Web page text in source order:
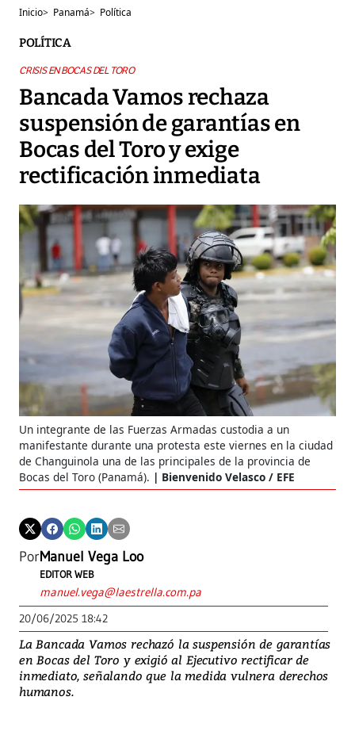
Inicio> Panamá> Política
POLÍTICA
CRISIS EN BOCAS DEL TORO
Bancada Vamos rechaza
suspensión de garantías en
Bocas del Toro y exige
rectificación inmediata
Un integrante de las Fuerzas Armadas custodia a un
manifestante durante una protesta este viernes en la ciudad
de Changuinola una de las principales de la provincia de
Bocas del Toro (Panamá).
Bienvenido Velasco / EFE
PorManuel Vega Loo
EDITOR WEB
manuel.vega@laestrella.com.pa
20/06/2025 18:42
La Bancada Vamos rechazó la suspensión de garantías
en Bocas del Toro y exigió al Ejecutivo rectificar de
inmediato, señalando que la medida vulnera derechos
humanos.